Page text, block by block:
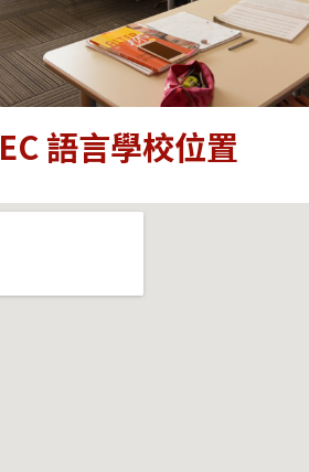
EC 語言學校位置